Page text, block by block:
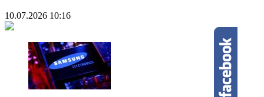
10.07.2026 10:16